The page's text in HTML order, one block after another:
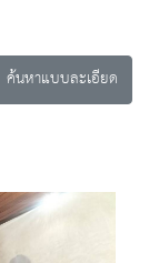
ค้นหาแบบละเอียด